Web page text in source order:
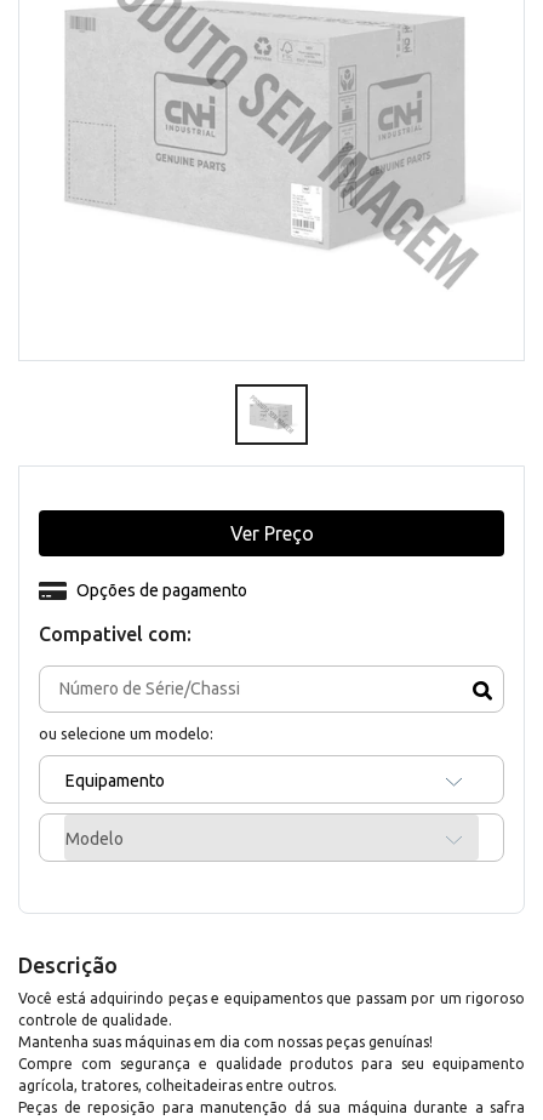
Compativel com:
ou selecione um modelo:
Equipamento
Modelo
Opções de pagamento
Ver Preço
Descrição
Você está adquirindo peças e equipamentos que passam por um rigoroso
controle de qualidade.
Mantenha suas máquinas em dia com nossas peças genuínas!
Compre com segurança e qualidade produtos para seu equipamento
agrícola, tratores, colheitadeiras entre outros.
Peças de reposição para manutenção dá sua máquina durante a safra